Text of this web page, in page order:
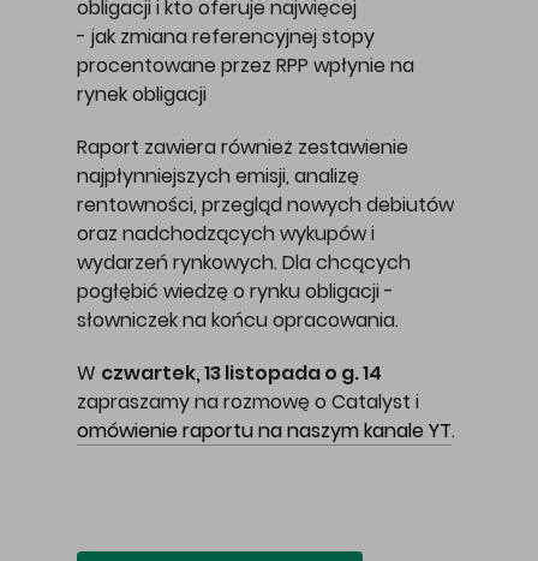
obligacji i kto oferuje najwięcej
- jak zmiana referencyjnej stopy
procentowane przez RPP wpłynie na
rynek obligacji
Raport zawiera również zestawienie
najpłynniejszych emisji, analizę
rentowności, przegląd nowych debiutów
oraz nadchodzących wykupów i
wydarzeń rynkowych. Dla chcących
pogłębić wiedzę o rynku obligacji -
słowniczek na końcu opracowania.
W czwartek, 13 listopada o g. 14
zapraszamy na rozmowę o Catalyst i
omówienie raportu na naszym kanale YT.